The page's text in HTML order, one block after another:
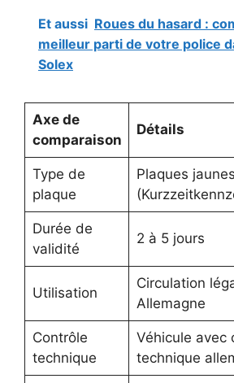
Et aussi Roues du hasard :
meilleur parti de votre police
Solex
Axe de
comparaison
Détails
Type de
plaque
Plaques jaunes
Durée de
validité
2 à 5 jours
Utilisation
Circulation
Allemagne
Contrôle
technique
Véhicule avec
technique